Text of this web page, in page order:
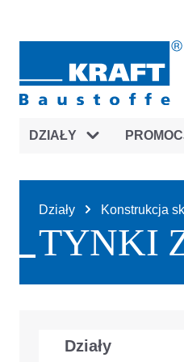
DZIAŁY
Działy Konstrukcja
TYNKI
Działy